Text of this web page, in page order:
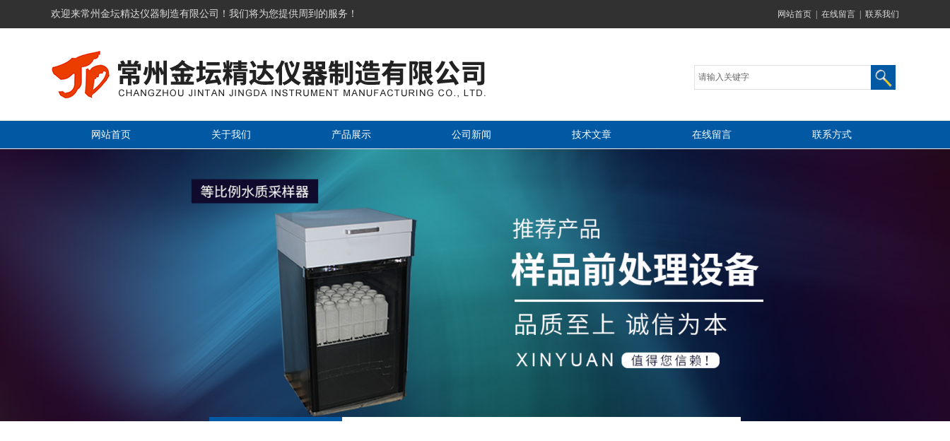
欢迎来常州金坛精达仪器制造有限公司！我们将为您提供周到的服务！ 网站首页 在线留言 联系我们
网站首页 关于我们 产品展示 公司新闻 技术文章 在线留言 联系方式